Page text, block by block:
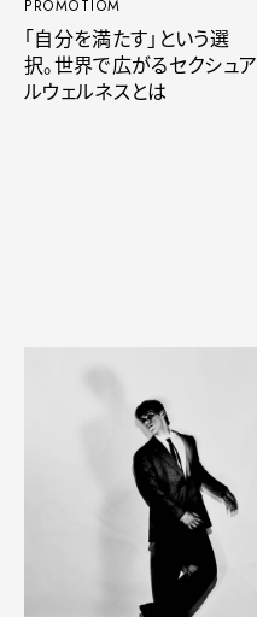
PROMOTIOM
「自分を満たす」という選
択。世界で広がるセクシュア
ルウェルネスとは